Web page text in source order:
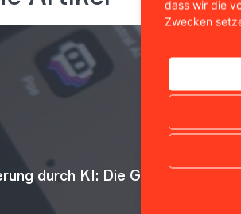
durch KI: Die Grenzen von
dass wir die
Zwecken